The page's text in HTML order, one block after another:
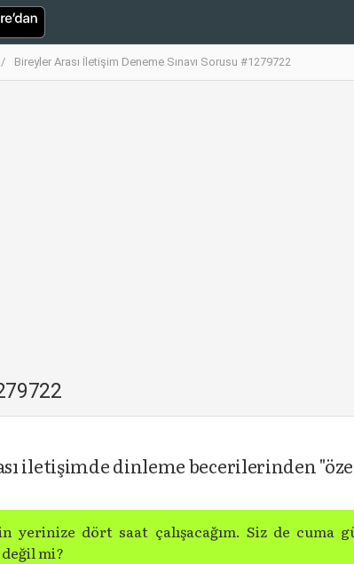
Bireyler Arası İletişim Deneme Sınavı Sorusu #1279722
iletişimde dinleme becerilerinden
yerinize dört saat çalışacağım. Siz de cuma
değil mi?